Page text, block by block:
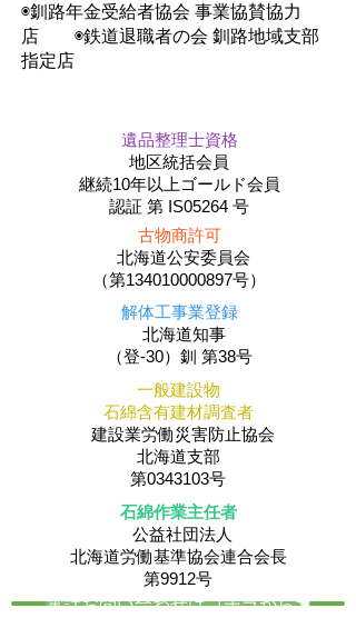
◉釧路年金受給者協会 事業協賛協力
店 ◉鉄道退職者の会 釧路地域支部
指定店
遺品整理士資格
地区統括会員
​継続10年以上ゴールド会員
認証 第 IS05264 号
古物商許可
北海道公安委員会
（第134010000897号）
解体工事業登録
北海道知事
（登-30）釧 第38号
一般建設物
石綿含有建材調査者
建設業労働災害防止協会
北海道支部
第0343103号
石綿作業主任者
公益社団法人
​北海道労働基準協会連合会長
第9912号
電話お問い合わせはコチラから☚